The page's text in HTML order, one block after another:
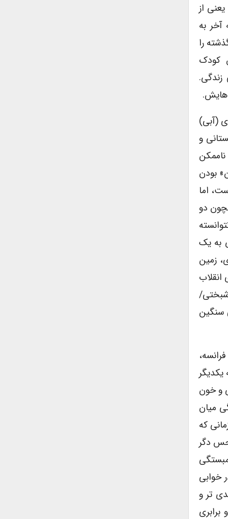
از
به
را
کودک
هایش.
(آبی)
و
ناممکن
بودن
اما
دو
به یک
زمین
سنگین
و خون
میان
که
دگر
خوابی
تر و